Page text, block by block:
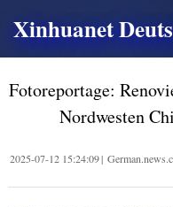
Xinhuanet
Fotoreportage:
Nordwesten
2025-07-12 15:24:09|